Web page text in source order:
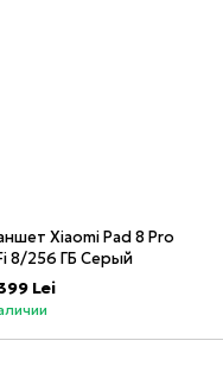
Xiaomi Pad 8 Pro
8/256 ГБ Серый
Lei